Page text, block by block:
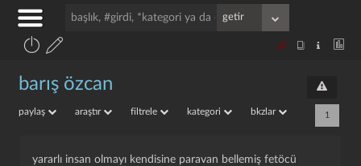
barış özcan
paylaş araştır filtrele kategori bkzlar 1
yararlı insan olmayı kendisine paravan bellemiş fetöcü